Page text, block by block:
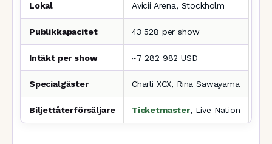
Lokal Avicii Arena, Stockholm
Publikkapacitet 43 528 per show
Intäkt per show ~7 282 982 USD
Specialgäster Charli XCX, Rina Sawayama
Biljettåterförsäljare Ticketmaster, Live Nation